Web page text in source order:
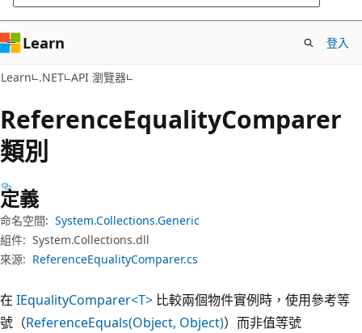
Learn 登入
Learn .NET API 瀏覽器
ReferenceEqualityComparer
類別
定義
命名空間: System.Collections.Generic
組件: System.Collections.dll
來源: ReferenceEqualityComparer.cs
在 IEqualityComparer<T> 比較兩個物件實例時，使用參考等
號（ReferenceEquals(Object, Object)）而非值等號